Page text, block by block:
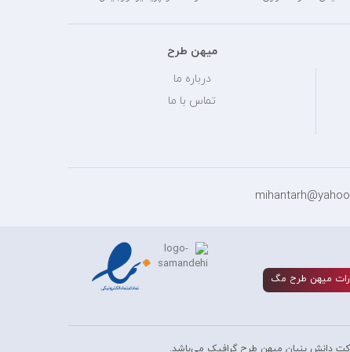
میهن طرح
درباره ما
تماس با ما
ميهن طرح مگ
دانش بنیان میهن طرح گرافیک می‌باشد.